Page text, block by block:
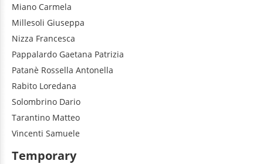
Miano Carmela
Millesoli Giuseppa
Nizza Francesca
Pappalardo Gaetana Patrizia
Patanè Rossella Antonella
Rabito Loredana
Solombrino Dario
Tarantino Matteo
Vincenti Samuele
Temporary